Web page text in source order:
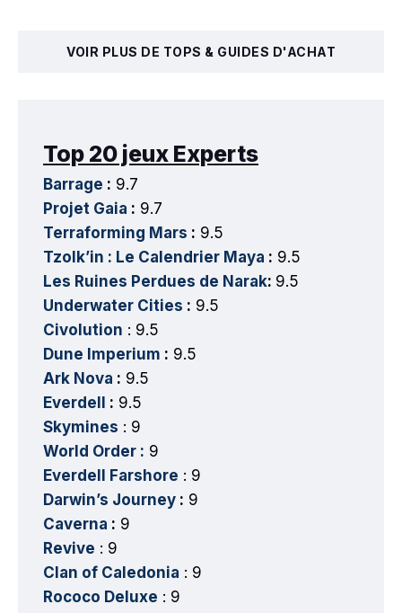
VOIR PLUS DE TOPS & GUIDES D'ACHAT
Top 20 jeux Experts
Barrage : 9.7
Projet Gaia : 9.7
Terraforming Mars : 9.5
Tzolk’in : Le Calendrier Maya : 9.5
Les Ruines Perdues de Narak: 9.5
Underwater Cities : 9.5
Civolution : 9.5
Dune Imperium : 9.5
Ark Nova : 9.5
Everdell
: 9.5
Skymines : 9
World Order : 9
Everdell Farshore : 9
Darwin’s Journey : 9
Caverna : 9
Revive : 9
Clan of Caledonia : 9
Rococo Deluxe : 9